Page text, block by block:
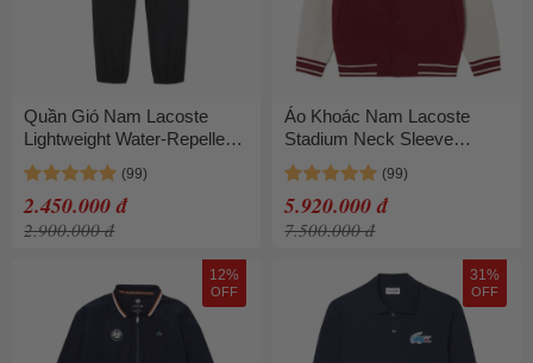
Quần Gió Nam Lacoste
Lightweight Water-Repellent
Sweatpant XH8909 - 031
Màu Đen Size 4
2.450.000 đ
2.900.000 đ
Áo Khoác Nam Lacoste
Stadium Neck Sleeve
Contrast Sweatshirt SH220E
55G 476 Màu Đỏ Size 4
5.920.000 đ
7.500.000 đ
12%
OFF
31%
OFF